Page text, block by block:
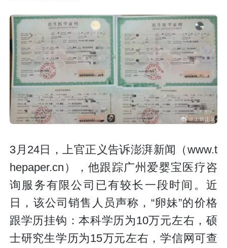
3月24日，上官正义告诉澎湃新闻（www.t
hepaper.cn），他跟踪广州爱婴宝医疗咨
询服务有限公司已有较长一段时间。近
日，该公司销售人员声称，“卵妹”的价格
跟学历挂钩：本科学历为10万元左右，硕
士研究生学历为15万元左右，学信网可查